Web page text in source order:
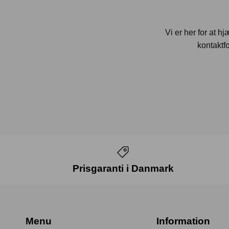
Vi er her for at
Prisgaranti i Danmark
Menu Information